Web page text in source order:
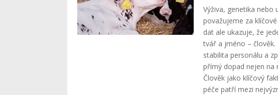
Výživa, genetika nebo
považujeme za
dat ale ukazuje, že
tvář a jméno –
stabilita personálu a
přímý dopad nejen na
Člověk jako klíčový
péče patří mezi